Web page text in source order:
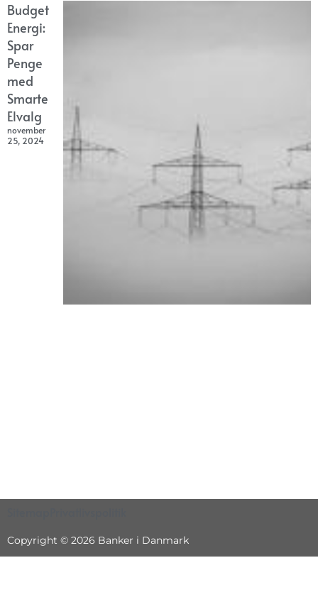
Budget
Energi:
Spar
Penge
med
Smarte
Elvalg
november
25, 2024
Copyright © 2026 Banker i Danmark